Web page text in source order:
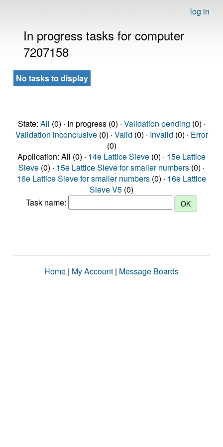
log in
In progress tasks for computer
7207158
No tasks to display
State: All (0) · In progress (0) · Validation pending (0) ·
Validation inconclusive(0) · Valid (0) · Invalid (0) · Error
(0)
Application: All (0) · 14e Lattice Sieve (0) · 15e Lattice
Sieve (0) · 15e Lattice Sieve for smaller numbers (0) ·
16e Lattice Sieve for smaller numbers (0) · 16e Lattice
Sieve V5 (0)
Task name:
Home | My Account | Message Boards